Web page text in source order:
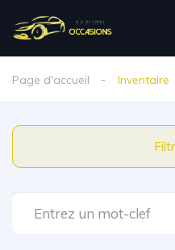
Page d'accueil Inventaire